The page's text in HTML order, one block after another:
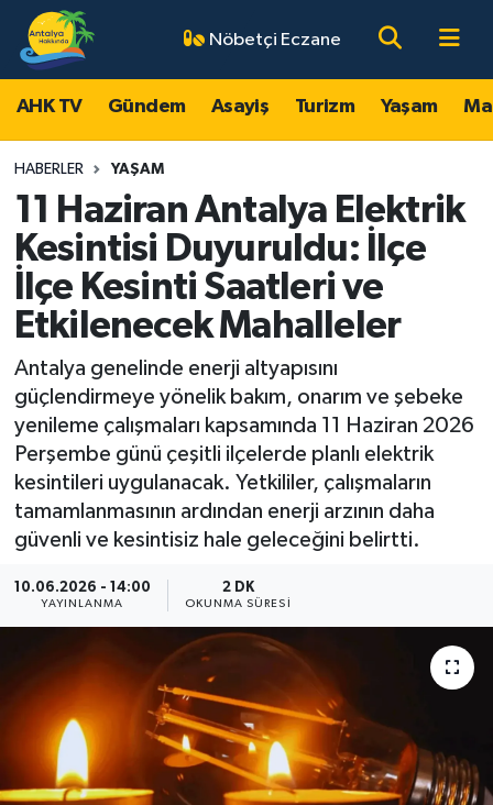
Nöbetçi Eczane
AHK TV Gündem Asayiş Turizm Yaşam
HABERLER YAŞAM
11 Haziran Antalya Elektrik
Kesintisi Duyuruldu: İlçe
İlçe Kesinti Saatleri ve
Etkilenecek Mahalleler
Antalya genelinde enerji altyapısını
güçlendirmeye yönelik bakım, onarım ve şebeke
yenileme çalışmaları kapsamında 11 Haziran 2026
Perşembe günü çeşitli ilçelerde planlı elektrik
kesintileri uygulanacak. Yetkililer, çalışmaların
tamamlanmasının ardından enerji arzının daha
güvenli ve kesintisiz hale geleceğini belirtti.
10.06.2026 - 14:00
YAYINLANMA
2 DK
OKUNMA SÜRESI
AHK TV
Gündem
Asayiş
Turizm
Yaşam
Magazin
Ekonomi
Spor
Dünya
Resmi Reklamlar
Antalya Nöbetçi Eczaneler
Antalya Hava Durumu
Antalya Namaz Vakitleri
Antalya Trafik Yoğunluk Haritası
Süper Lig Puan Durumu ve Fikstür
Tüm Manşetler
Son Dakika Haberleri
Haber Arşivi